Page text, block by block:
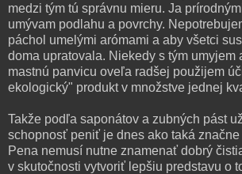
medzi tým tú správnu mieru. Ja
umývam podlahu a povrchy.
páchol umelými arómami a aby všetci
doma upratovala. Niekedy s tým umyjem
mastnú panvicu oveľa radšej použijem
ekologický" produkt v množstve jednej
Takže podľa saponátov a zubných pást
schopnosť peniť je dnes ako taká
Pena nemusí nutne znamenať dobrý
v skutočnosti vytvoriť lepšiu predstavu o